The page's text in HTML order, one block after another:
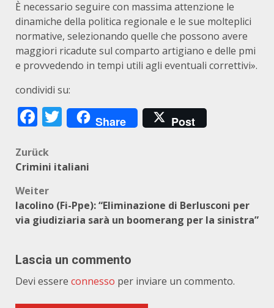
È necessario seguire con massima attenzione le
dinamiche della politica regionale e le sue molteplici
normative, selezionando quelle che possono avere
maggiori ricadute sul comparto artigiano e delle pmi
e provvedendo in tempi utili agli eventuali correttivi».
condividi su:
Facebook
Twitter
Share Post
Beitragsnavigation
Zurück
Crimini italiani
Weiter
Iacolino (Fi-Ppe): “Eliminazione di Berlusconi per
via giudiziaria sarà un boomerang per la sinistra”
Lascia un commento
Devi essere connesso per inviare un commento.